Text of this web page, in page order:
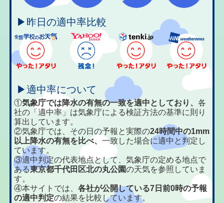
▶昨日の適中率比較
▶適中率について
①気象庁では降水の有無の一致を適中としており、各
社の「適中率」は気象庁による検証方法の基準に則り
算出しています。
②気象庁では、その日の予報と実際の24時間中の1mm
以上降水の有無を比べ、一致した場合に適中と判定し
ています。
③適中判定の代表地点として、気象庁の定める地点で
ある東京都千代田区北の丸公園の天気を参照していま
す。
④本サイトでは、各社が公開している7日前0時の予報
の適中判定の結果を比較しています。